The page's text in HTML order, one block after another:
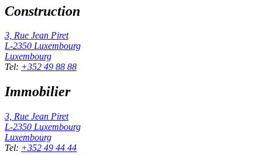
Construction
3, Rue Jean Piret
L-2350 Luxembourg
Luxembourg
Tel: +352 49 88 88
Immobilier
3, Rue Jean Piret
L-2350 Luxembourg
Luxembourg
Tel: +352 49 44 44